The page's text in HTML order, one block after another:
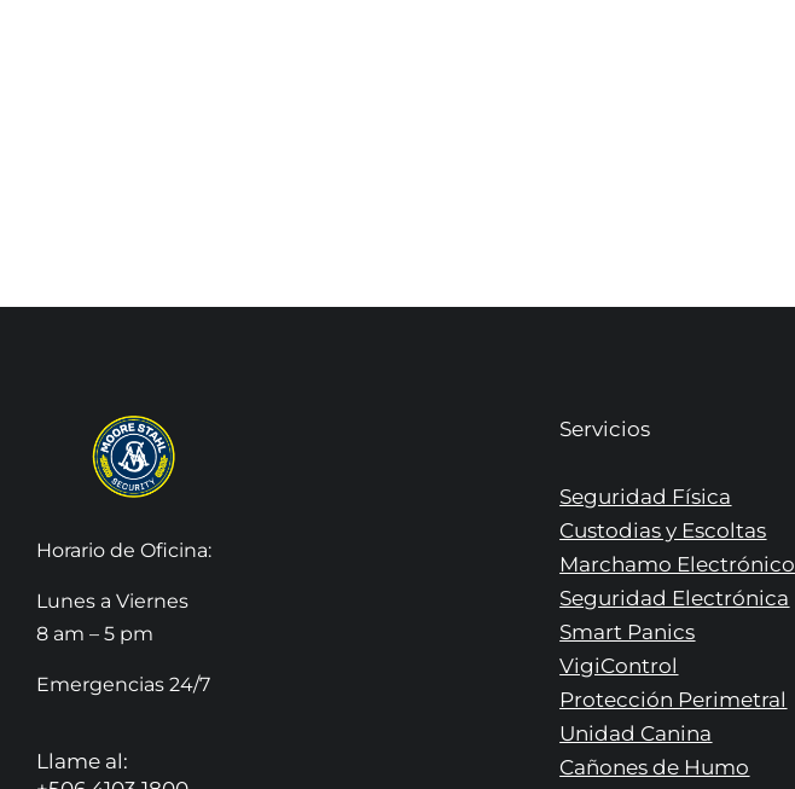
Horario de Oficina:
Lunes a Viernes
8 am – 5 pm
Emergencias 24/7
Llame al:
Servicios
Seguridad Física
Custodias y Escoltas
Marchamo Electrónico
Seguridad Electrónica
Smart Panics
VigiControl
Protección Perimetral
Unidad Canina
Cañones de Humo